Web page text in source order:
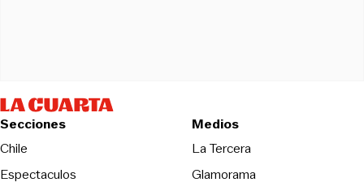
Secciones
Chile
Espectaculos
Medios
La TerceraOpens in new
Glamorama